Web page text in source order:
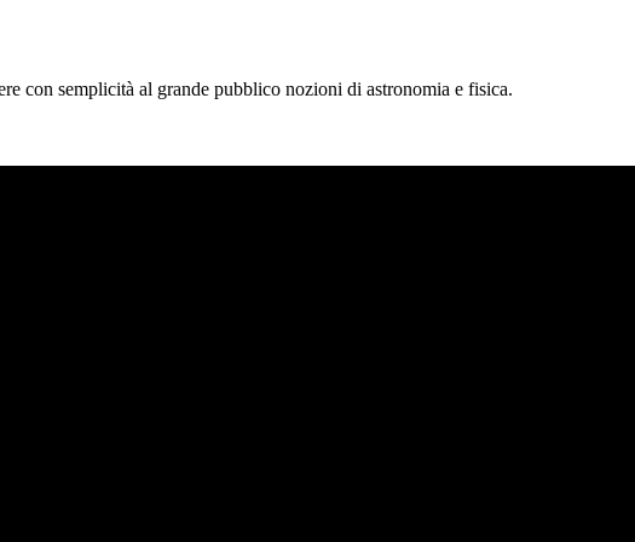
con semplicità al grande pubblico nozioni di astronomia e fisica.